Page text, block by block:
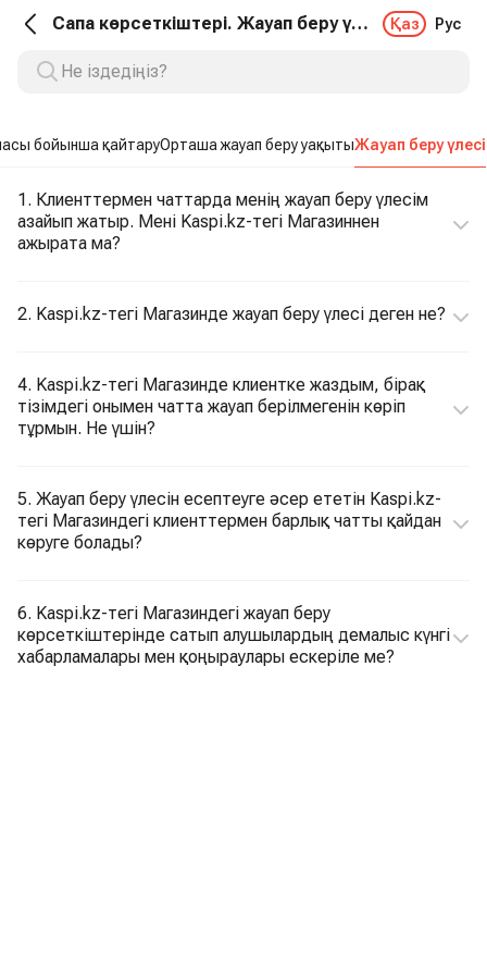
Cапа көрсеткіштері. Жауап беру үлесі Қаз Рус
бойынша қайтаруОрташа жауап беру уақытыЖауап беру үлесі
1. Клиенттермен чаттарда менің жауап беру үлесім
азайып жатыр. Мені Kaspi.kz-тегі Магазиннен
ажырата ма?
2. Kaspi.kz-тегі Магазинде жауап беру үлесі деген не?
4. Kaspi.kz-тегі Магазинде клиентке жаздым, бірақ
тізімдегі онымен чатта жауап берілмегенін көріп
тұрмын. Не үшін?
5. Жауап беру үлесін есептеуге әсер ететін Kaspi.kz-
тегі Магазиндегі клиенттермен барлық чатты қайдан
көруге болады?
6. Kaspi.kz-тегі Магазиндегі жауап беру
көрсеткіштерінде сатып алушылардың демалыс күнгі
хабарламалары мен қоңыраулары ескеріле ме?